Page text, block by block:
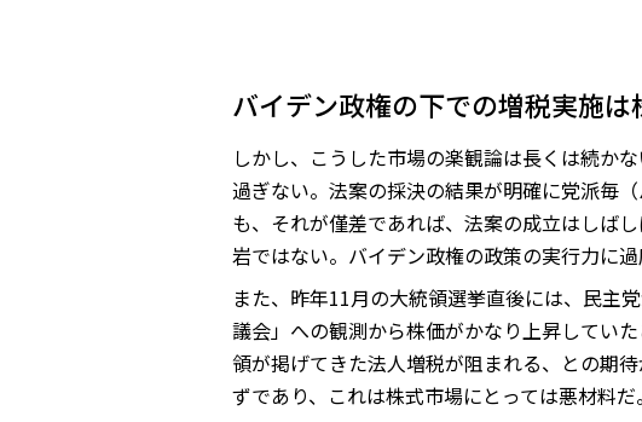
バイデン政権の下での増税実施
しかし、こうした市場の楽観論は長くは続か
過ぎない。法案の採決の結果が明確に党派毎
も、それが僅差であれば、法案の成立はしば
岩ではない。バイデン政権の政策の実行力に過
また、昨年11月の大統領選挙直後には、民主
議会」への観測から株価がかなり上昇してい
領が掲げてきた法人増税が阻まれる、との期
ずであり、これは株式市場にとっては悪材料だ。